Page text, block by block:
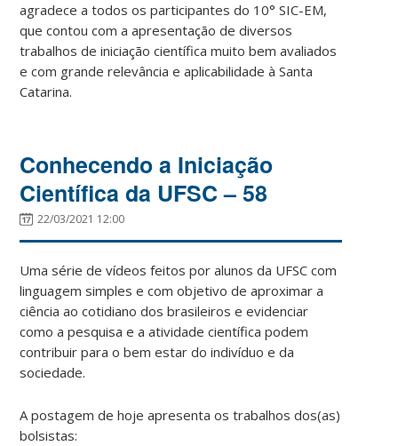
agradece a todos os participantes do 10° SIC-EM,
que contou com a apresentação de diversos
trabalhos de iniciação científica muito bem avaliados
e com grande relevância e aplicabilidade à Santa
Catarina.
Conhecendo a Iniciação
Científica da UFSC – 58
22/03/2021 12:00
Uma série de vídeos feitos por alunos da UFSC com
linguagem simples e com objetivo de aproximar a
ciência ao cotidiano dos brasileiros e evidenciar
como a pesquisa e a atividade científica podem
contribuir para o bem estar do indivíduo e da
sociedade.
A postagem de hoje apresenta os trabalhos dos(as)
bolsistas: